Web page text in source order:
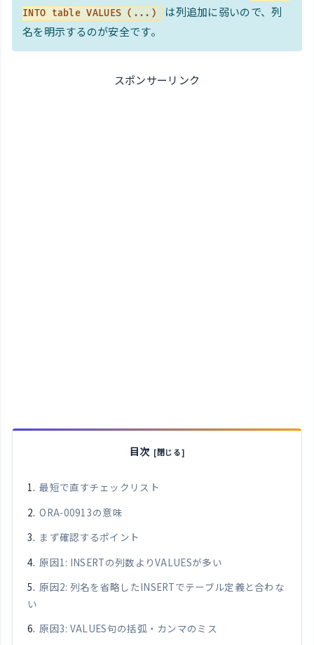
INTO table VALUES (...)
は列追加に弱いので、列
名を明示するのが安全です。
スポンサーリンク
目次
最短で直すチェックリスト
ORA-00913の意味
まず確認するポイント
原因1: INSERTの列数よりVALUESが多い
原因2: 列名を省略したINSERTでテーブル定義と合わな
い
原因3: VALUES句の括弧・カンマのミス